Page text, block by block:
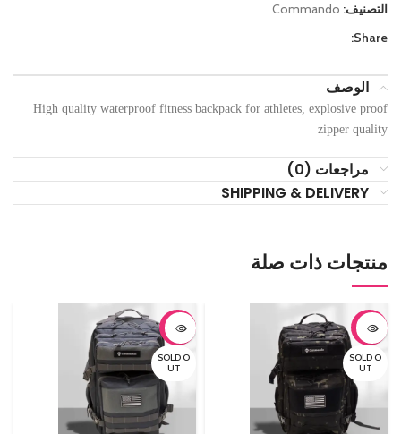
التصنيف: Commando
Share:
الوصف
High quality waterproof fitness backpack for athletes, explosive proof
zipper quality
مراجعات (0)
SHIPPING & DELIVERY
منتجات ذات صلة
-30%
SOLD O
UT
-30%
SOLD O
UT